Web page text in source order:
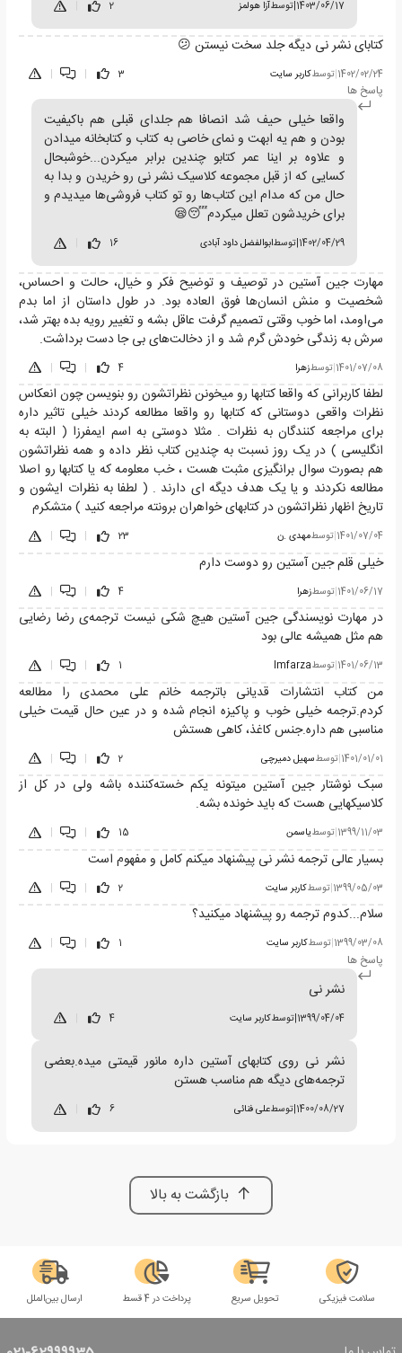
1403/06/17
|توسطآزا هولمز 2
کتابای نشر نی دیگه جلد سخت نیستن 😕
1402/02/24
|توسطکاربر سایت 3
|
|
پاسخ ها
واقعا خیلی حیف شد انصافا هم جلدای قبلی هم باکیفیت
بودن و هم یه ابهت و نمای خاصی به کتاب و کتابخانه میدادن
و علاوه بر اینا عمر کتابو چندین برابر میکردن...خوشبحال
کسایی که از قبل مجموعه کلاسیک نشر نی رو خریدن و بدا به
حال من که مدام این کتاب‌ها رو تو کتاب فروشی‌ها میدیدم و
برای خریدشون تعلل میکردم😴😪
1402/04/29
|توسطابوالفضل داود آبادی 16
مهارت جین آستین در توصیف و توضیح فکر و خیال، حالت و احساس،
شخصیت و منش انسان‌ها فوق العاده بود. در طول داستان از اما بدم
می‌اومد، اما خوب وقتی تصمیم گرفت عاقل بشه و تغییر رویه بده بهتر شد،
سرش به زندگی خودش گرم شد و از دخالت‌های بی جا دست برداشت.
1401/07/08
|توسطزهرا 4
|
|
لطفا کاربرانی که واقعا کتابها رو میخونن نظراتشون رو بنویسن چون انعکاس
نظرات واقعی دوستانی که کتابها رو واقعا مطالعه کردند خیلی تاثیر داره
برای مراجعه کنندگان به نظرات . مثلا دوستی به اسم ایمفرزا ( البته به
انگلیسی ) در یک روز نسبت به چندین کتاب نظر داده و همه نظراتشون
هم بصورت سوال برانگیزی مثبت هست ، خب معلومه که یا کتابها رو اصلا
مطالعه نکردند و یا یک هدف دیگه ای دارند . ( لطفا به نظرات ایشون و
تاریخ اظهار نظراتشون در کتابهای خواهران برونته مراجعه کنید ) متشکرم
1401/07/04
|توسطمهدی .ن 23
|
|
خیلی قلم جین آستین رو دوست دارم
1401/06/17
|توسطزهرا 4
|
|
در مهارت نویسندگی جین آستین هیچ شکی نیست ترجمه‌ی رضا رضایی
هم مثل همیشه عالی بود
1401/06/13
|توسطImfarza
1
|
|
من کتاب انتشارات قدیانی باترجمه خانم علی محمدی را مطالعه
کردم.ترجمه خیلی خوب و پاکیزه انجام شده و در عین حال قیمت خیلی
مناسبی هم داره.جنس کاغذ، کاهی هستش
1401/01/01
|توسطسهیل دمیرچی 2
|
|
سبک نوشتار جین آستین میتونه یکم خسته‌کننده باشه ولی در کل از
کلاسیکهایی هست که باید خونده بشه.
1399/11/03
|توسطیاسمن 15
|
|
بسیار عالی ترجمه نشر نی پیشنهاد میکنم کامل و مفهوم است
1399/05/03
|توسطکاربر سایت 2
|
|
سلام...کدوم ترجمه رو پیشنهاد میکنید؟
1399/03/08
|توسطکاربر سایت 1
|
|
پاسخ ها
نشر نی
1399/04/04
|توسطکاربر سایت 4
نشر نی روی کتابهای آستین داره مانور قیمتی میده.بعضی
ترجمه‌های دیگه هم مناسب هستن
1400/08/27
|توسطعلی فنائی 6
بازگشت به بالا
سلامت فیزیکی تحویل سریع پرداخت در 4 قسط ارسال بین‌الملل